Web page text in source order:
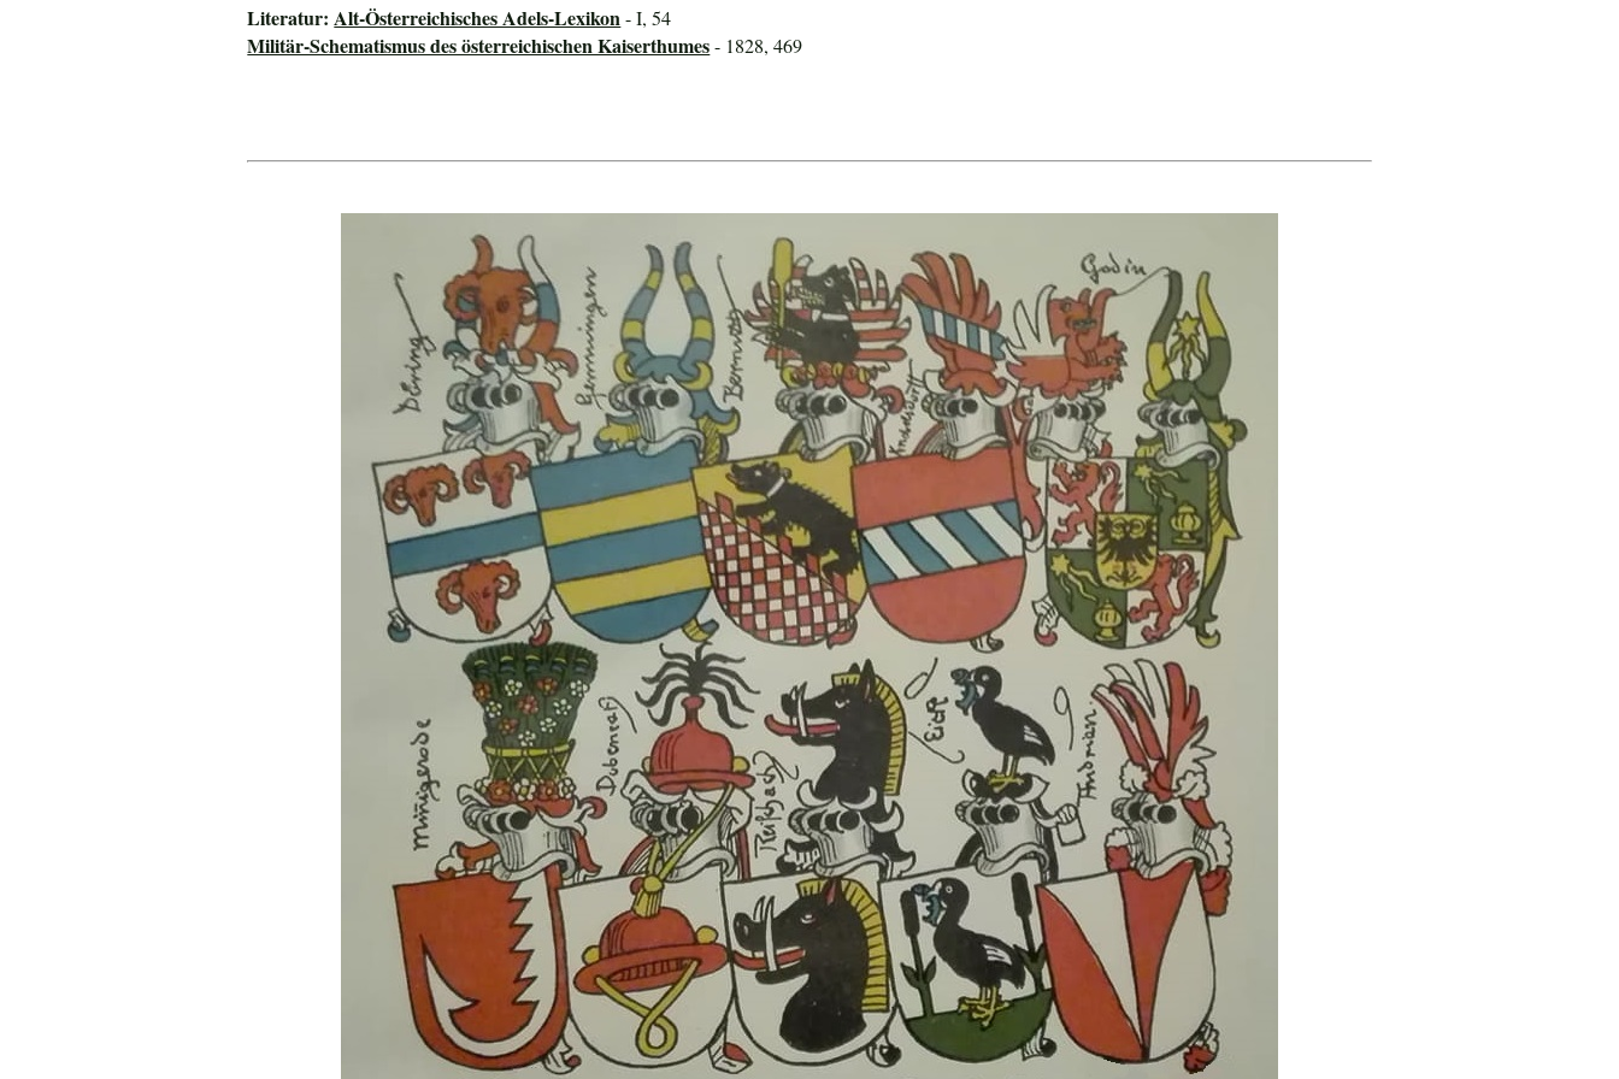
Literatur:Alt-Österreichisches Adels-Lexikon- I, 54
Militär-Schematismus des österreichischen Kaiserthumes- 1828, 469